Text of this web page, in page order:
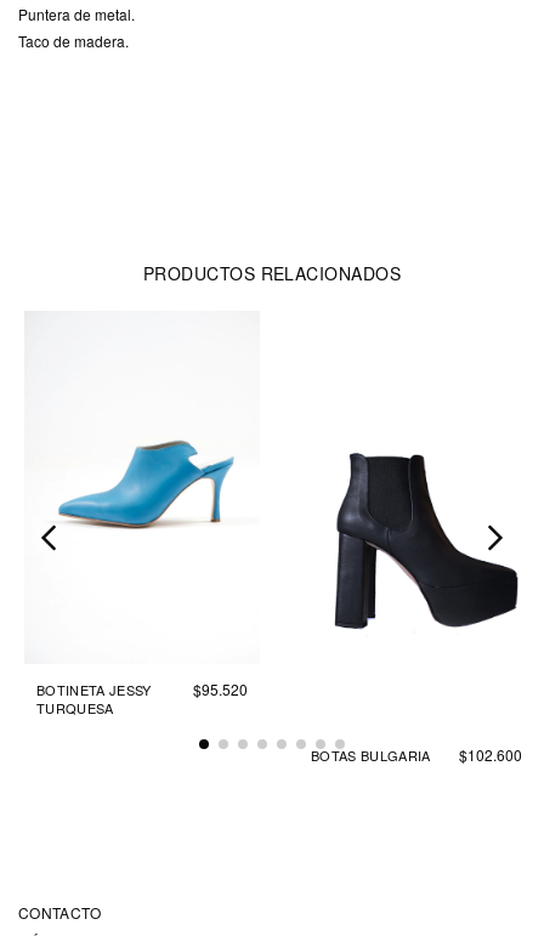
Puntera de metal.
Taco de madera.
PRODUCTOS RELACIONADOS
BOTINETA JESSY
TURQUESA
$95.520
BOTAS BULGARIA $102.600
CONTACTO